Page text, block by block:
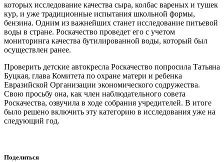
которых исследование качества сыра, колбас вареных и тушек
кур, и уже традиционные испытания школьной формы,
бензина. Одним из важнейших станет исследование питьевой
воды в стране. Роскачество проведет его с учетом
мониторинга качества бутилированной воды, который был
осуществлен ранее.
Проверить детские автокресла Роскачество попросила Татьяна
Буцкая, глава Комитета по охране матери и ребенка
Евразийской Организации экономического содружества.
Свою просьбу она, как член наблюдательного совета
Роскачества, озвучила в ходе собрания учредителей. В итоге
было решено включить эту категорию в исследования уже на
следующий год.
Поделиться